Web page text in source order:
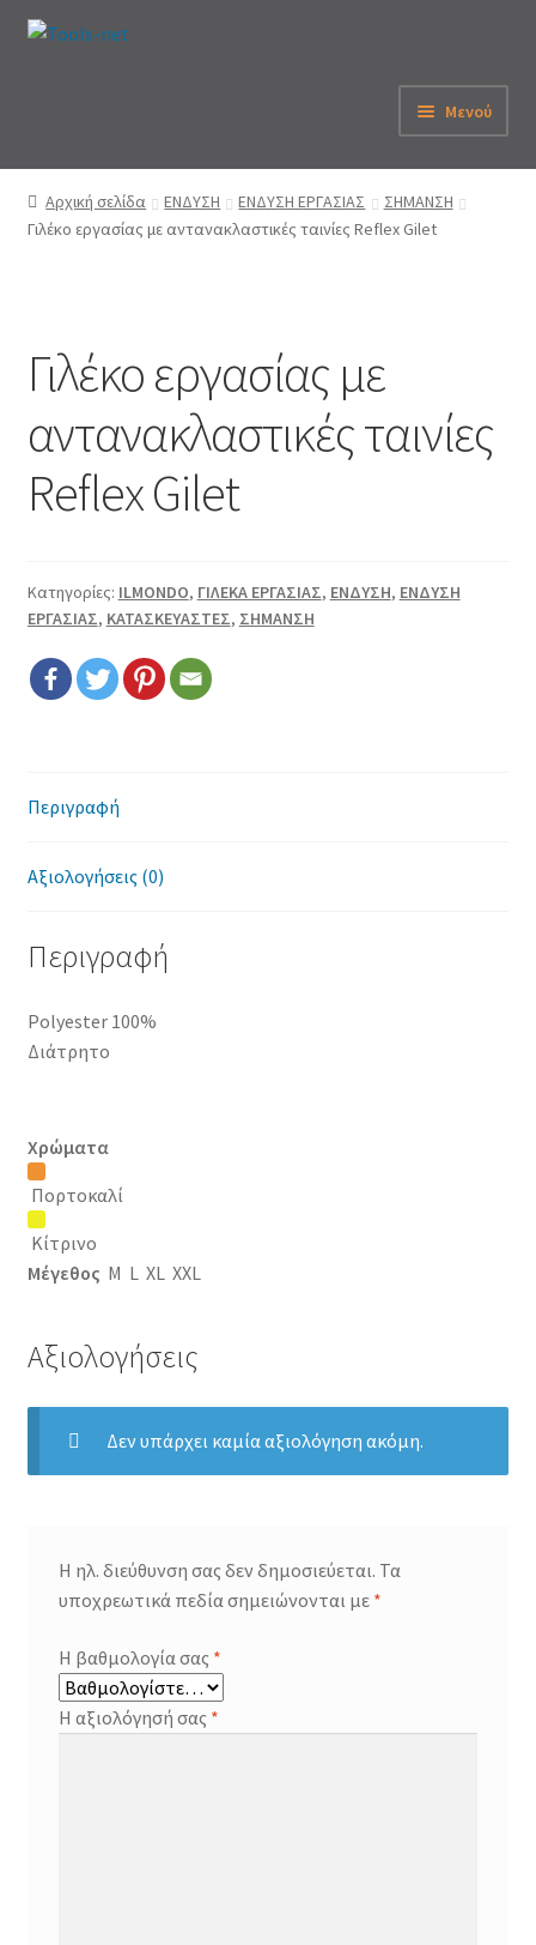
Απευθείας
Μετάβαση
Μενού
Αρχική
Εταιρεία
Λογαριασμός
Καλάθι
Παραγγελία
Όροι χρήσης
Πολιτική cookies
Αρχική σελίδα ΕΝΔΥΣΗ ΕΝΔΥΣΗ ΕΡΓΑΣΙΑΣ
ΣΗΜΑΝΣΗ
Γιλέκο εργασίας με αντανακλαστικές ταινίες Reflex Gilet
Γιλέκο εργασίας με
αντανακλαστικές ταινίες
Reflex Gilet
Κατηγορίες: ILMONDO, ΓΙΛΕΚΑ ΕΡΓΑΣΙΑΣ, ΕΝΔΥΣΗ, ΕΝΔΥΣΗ
ΕΡΓΑΣΙΑΣ, ΚΑΤΑΣΚΕΥΑΣΤΕΣ, ΣΗΜΑΝΣΗ
Περιγραφή
Αξιολογήσεις (0)
Περιγραφή
Polyester 100%
Διάτρητο
Χρώματα
Πορτοκαλί
Κίτρινο
Μέγεθος M L XL XXL
Αξιολογήσεις
Δεν υπάρχει καμία αξιολόγηση ακόμη.
Η ηλ. διεύθυνση σας δεν δημοσιεύεται. Τα
υποχρεωτικά πεδία σημειώνονται με *
Η βαθμολογία σας *
Η αξιολόγησή σας *